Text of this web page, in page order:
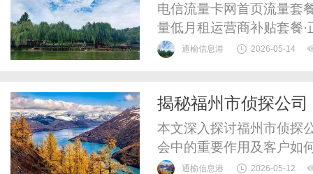
电信流量卡网首页流量套
量低月租运营商补贴套餐
套餐，享受国家政策补贴
要说明：市面上流传的"19
通榆信息港 2026-05-14
揭秘福州市侦探公
本文深入探讨福州市侦探
会中的重要作用及客户如
益。通榆信息港 2026-05-12